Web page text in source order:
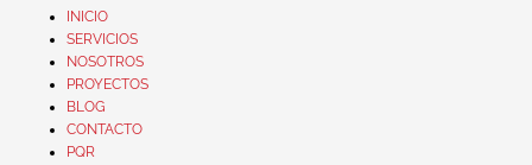
INICIO
SERVICIOS
NOSOTROS
PROYECTOS
BLOG
CONTACTO
PQR